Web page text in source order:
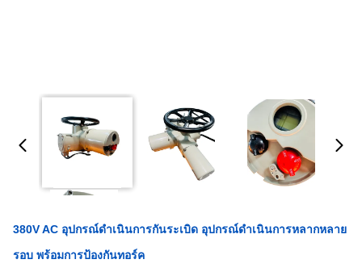
380V AC อุปกรณ์ดําเนินการกันระเบิด อุปกรณ์ดําเนินการหลากหลาย
รอบ พร้อมการป้องกันทอร์ค